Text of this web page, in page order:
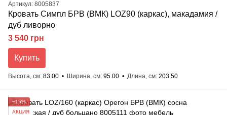
Артикул: 8005837
Кровать Симпл БРВ (ВМК) LOZ90 (каркас), макадамия /
дуб ливорно
3 540 грн
Купить
Высота, см 83.00 Ширина, см 95.00 Длина, см 203.50
−15%
АКЦИЯ